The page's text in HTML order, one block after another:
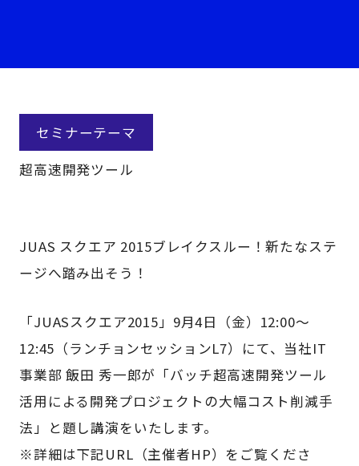
セミナーテーマ
超高速開発ツール
JUAS スクエア 2015ブレイクスルー！新たなステ
ージへ踏み出そう！
「JUASスクエア2015」9月4日（金）12:00～
12:45（ランチョンセッションL7）にて、当社IT
事業部 飯田 秀一郎が「バッチ超高速開発ツール
活用による開発プロジェクトの大幅コスト削減手
法」と題し講演をいたします。
※詳細は下記URL（主催者HP）をご覧くださ